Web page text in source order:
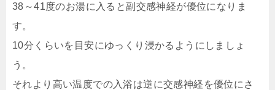
38～41度のお湯に入ると副交感神経が優位になりま
す。
10分くらいを目安にゆっくり浸かるようにしましょ
う。
それより高い温度での入浴は逆に交感神経を優位にさ